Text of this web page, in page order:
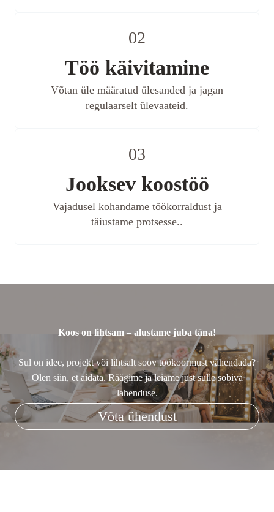
02
Töö käivitamine
Võtan üle määratud ülesanded ja jagan
regulaarselt ülevaateid.
03
Jooksev koostöö
Vajadusel kohandame töökorraldust ja
täiustame protsesse..
Koos on lihtsam – alustame juba täna!
Sul on idee, projekt või lihtsalt soov töökoormust vähendada?
Olen siin, et aidata. Räägime ja leiame just sulle sobiva
lahenduse.
Võta ühendust